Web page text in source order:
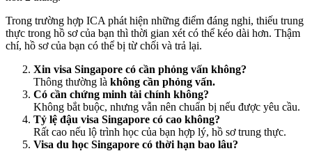
Trong trường hợp ICA phát hiện những điểm đáng nghi, thiếu trung
thực trong hồ sơ của bạn thì thời gian xét có thể kéo dài hơn. Thậm
chí, hồ sơ của bạn có thể bị từ chối và trả lại.
Xin visa Singapore có cần phỏng vấn không?
Thông thường là không cần phỏng vấn.
Có cần chứng minh tài chính không?
Không bắt buộc, nhưng vẫn nên chuẩn bị nếu được yêu cầu.
Tỷ lệ đậu visa Singapore có cao không?
Rất cao nếu lộ trình học của bạn hợp lý, hồ sơ trung thực.
Visa du học Singapore có thời hạn bao lâu?